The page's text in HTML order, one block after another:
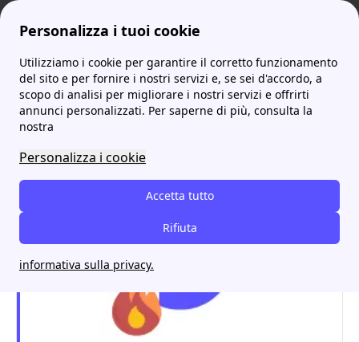
Personalizza i tuoi cookie
Utilizziamo i cookie per garantire il corretto funzionamento
del sito e per fornire i nostri servizi e, se sei d'accordo, a
scopo di analisi per migliorare i nostri servizi e offrirti
annunci personalizzati. Per saperne di più, consulta la
nostra
Personalizza i cookie
Accetta tutto
Rifiuta
informativa sulla privacy.
ProntoBolletta MoreOptima Come disdire il contratto con Optima
Come disdire il contratto
con Optima